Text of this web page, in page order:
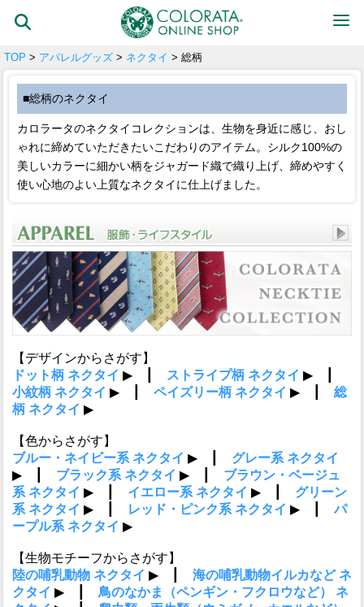
TOP > アパレルグッズ > ネクタイ > 総柄
■総柄のネクタイ
カロラータのネクタイコレクションは、生物を身近に感じ、おし
ゃれに締めていただきたいこだわりのアイテム。シルク100%の
美しいカラーに細かい柄をジャガード織で織り上げ、締めやすく
使い心地のよい上質なネクタイに仕上げました。